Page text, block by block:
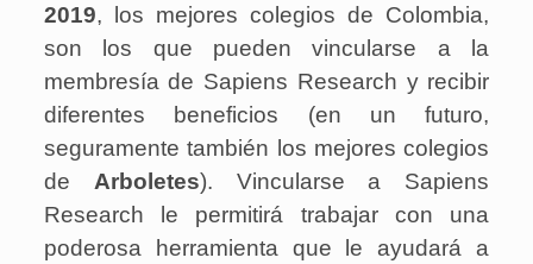
2019, los mejores colegios de Colombia,
son los que pueden vincularse a la
membresía de Sapiens Research y recibir
diferentes beneficios (en un futuro,
seguramente también los mejores colegios
de Arboletes). Vincularse a Sapiens
Research le permitirá trabajar con una
poderosa herramienta que le ayudará a